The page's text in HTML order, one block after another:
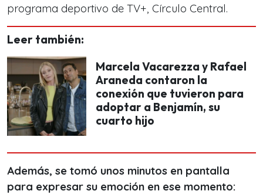
programa deportivo de TV+, Círculo Central.
Leer también:
Marcela Vacarezza y Rafael
Araneda contaron la
conexión que tuvieron para
adoptar a Benjamín, su
cuarto hijo
Además, se tomó unos minutos en pantalla
para expresar su emoción en ese momento: